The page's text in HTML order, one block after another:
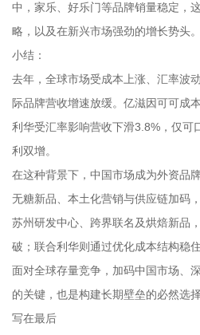
中，家乐、好乐门等品牌销量稳定，
略，以及在新兴市场强劲的增长势头。
小结：
去年，全球市场受成本上涨、汇率波
际品牌营收增速放缓。亿滋因可可成
利华受汇率影响营收下滑3.8%，仅可
利双增。
在这种背景下，中国市场成为外资品
无糖新品、本土化营销与供应链加码
苏州研发中心、跨界联名及烘焙新品
破；联合利华则通过优化成本结构稳住
面对全球存量竞争，加码中国市场、
的关键，也是构建长期壁垒的必然选择
写在最后